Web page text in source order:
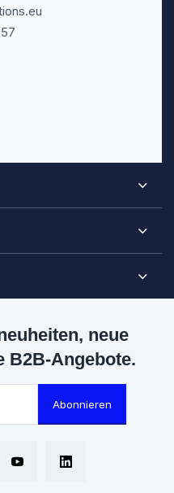
neue
B2B-Angebote.
Abonnieren